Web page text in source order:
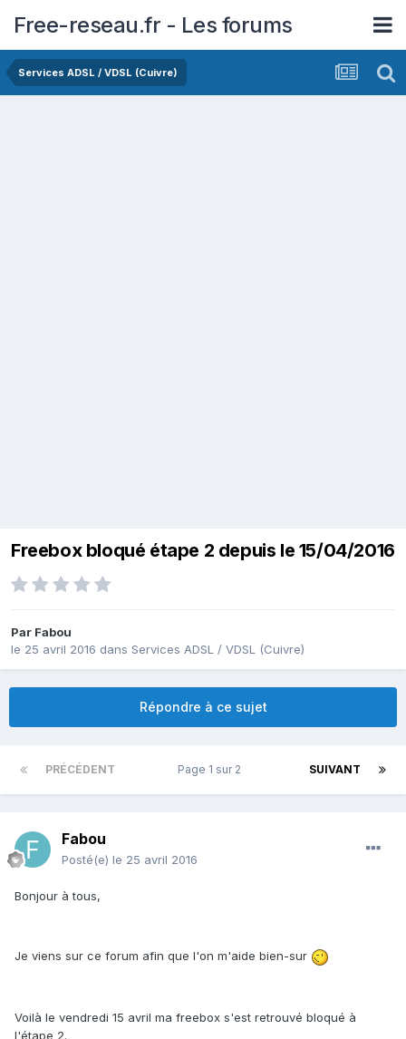
Free-reseau.fr - Les forums
Services ADSL / VDSL (Cuivre)
Freebox bloqué étape 2 depuis le 15/04/2016
Par Fabou
le 25 avril 2016 dans Services ADSL / VDSL (Cuivre)
Répondre à ce sujet
PRÉCÉDENT SUIVANT
Page 1 sur 2
Fabou
Posté(e) le 25 avril 2016
Bonjour à tous,
Je viens sur ce forum afin que l'on m'aide bien-sur
Voilà le vendredi 15 avril ma freebox s'est retrouvé bloqué à
l'étape 2.